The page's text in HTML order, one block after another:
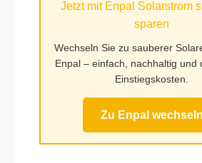
Jetzt mit Enpal Solarstrom
sparen
Wechseln Sie zu sauberer
Enpal – einfach, nachhaltig und
Einstiegskosten.
Zu Enpal wechseln